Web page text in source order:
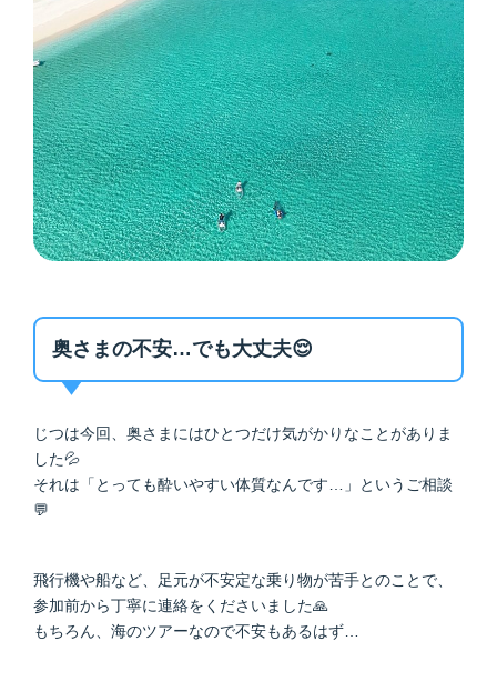
奥さまの不安…でも大丈夫😌
じつは今回、奥さまにはひとつだけ気がかりなことがありま
した💦
それは「とっても酔いやすい体質なんです…」というご相談
💬
飛行機や船など、足元が不安定な乗り物が苦手とのことで、
参加前から丁寧に連絡をくださいました🙏
もちろん、海のツアーなので不安もあるはず…